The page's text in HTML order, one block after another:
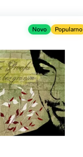
Novo Popularno